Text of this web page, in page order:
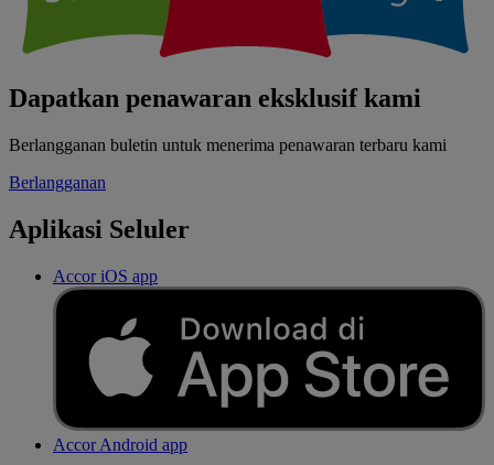
Dapatkan penawaran eksklusif kami
Berlangganan buletin untuk menerima penawaran terbaru kami
Berlangganan
Aplikasi Seluler
Accor iOS app
Accor Android app